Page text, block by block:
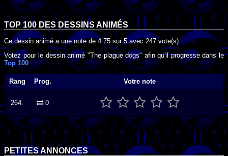
TOP 100 DES DESSINS ANIMÉS
Ce dessin animé a une note de4.75sur5 avec247vote(s).
Votez pour le dessin animé "The plague dogs" afin qu'il progresse dans le
Top 100:
Rang Prog. Votre note
264. 0
PETITES ANNONCES